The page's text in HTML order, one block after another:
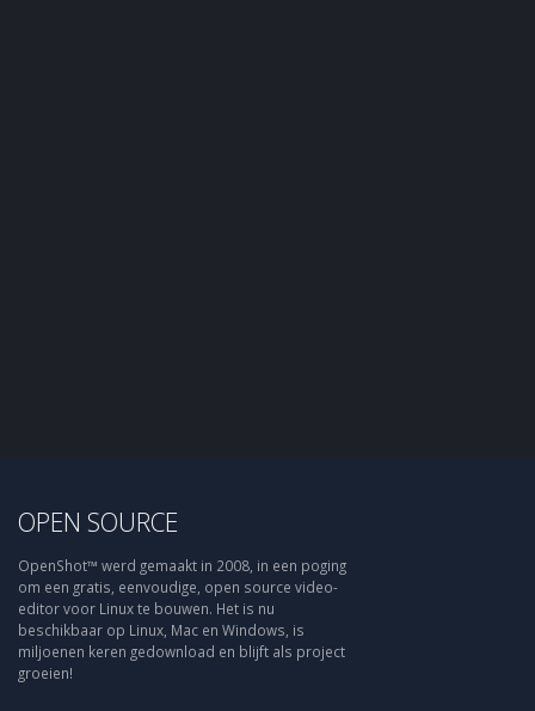
OPEN SOURCE
OpenShot™ werd gemaakt in 2008, in een poging
om een gratis, eenvoudige, open source video-
editor voor Linux te bouwen. Het is nu
beschikbaar op Linux, Mac en Windows, is
miljoenen keren gedownload en blijft als project
groeien!